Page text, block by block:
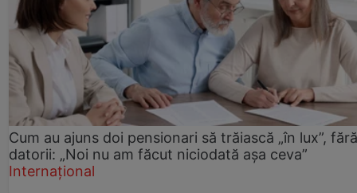
Cum au ajuns doi pensionari să trăiască „în lux”, fără
datorii: „Noi nu am făcut niciodată așa ceva”
Internațional